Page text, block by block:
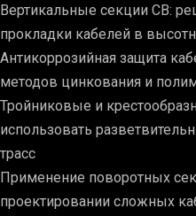
Вертикальные секции СВ:
прокладки кабелей в
Антикоррозийная защита
методов цинкования и
Тройниковые и
использовать
трасс
Применение поворотных
проектировании сложных